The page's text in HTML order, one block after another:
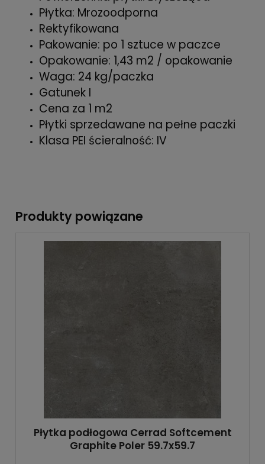
Płytka: Mrozoodporna
Rektyfikowana
Pakowanie: po 1 sztuce w paczce
Opakowanie: 1,43 m2 / opakowanie
Waga: 24 kg/paczka
Gatunek I
Cena za 1 m2
Płytki sprzedawane na pełne paczki
Klasa PEI ścieralność: IV
Produkty powiązane
Płytka podłogowa Cerrad Softcement
Graphite Poler 59.7x59.7